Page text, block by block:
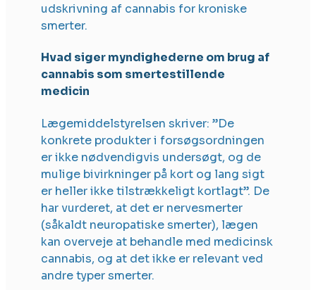
udskrivning af cannabis for kroniske
smerter.
Hvad siger myndighederne om brug af
cannabis som smertestillende
medicin
Lægemiddelstyrelsen skriver: ”De
konkrete produkter i forsøgsordningen
er ikke nødvendigvis undersøgt, og de
mulige bivirkninger på kort og lang sigt
er heller ikke tilstrækkeligt kortlagt”. De
har vurderet, at det er nervesmerter
(såkaldt neuropatiske smerter), lægen
kan overveje at behandle med medicinsk
cannabis, og at det ikke er relevant ved
andre typer smerter.